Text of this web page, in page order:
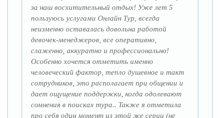
за наш восхитительный отдых! Уже лет 5
пользуюсь услугами Онлайн Тур, всегда
неизменно оставалась довольна работой
девочек-менеджеров, все оперативно,
слаженно, аккуратно и профессионально!
Особенно хочется отметить именно
человеческий фактор, тепло душевное и такт
сотрудников, это располагает при общении и
дает ощущение поддержки, когда одолевают
сомнения в поисках тура.. Также я отметила
про себя один момент из этой же серии (не